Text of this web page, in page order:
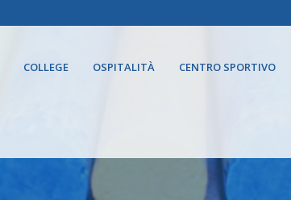
COLLEGE OSPITALITÀ CENTRO SPORTIVO